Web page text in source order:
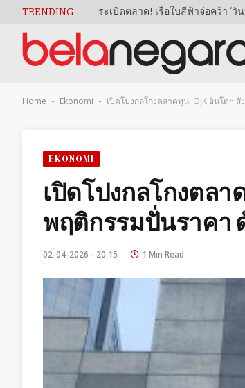
TRENDING
Home - Ekonomi - เปิดโปงกลโกงตลาดทุน! OJK อินโดฯ
EKONOMI
เปิดโปงกลโกงตลา
พฤติกรรมปั่นราคา
02-04-2026 - 20.15 1 Min Read